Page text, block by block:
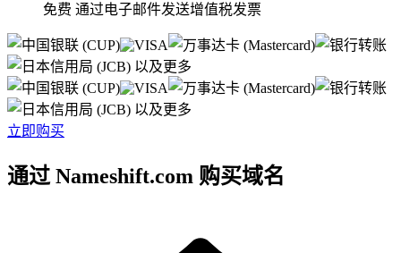
免费 通过电子邮件发送增值税发票
以及更多
以及更多
立即购买
通过 Nameshift.com 购买域名